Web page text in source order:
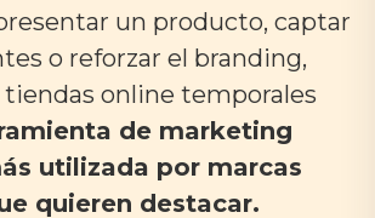
un producto, captar
o reforzar el branding,
online temporales
de marketing
utilizada por marcas
quieren destacar.